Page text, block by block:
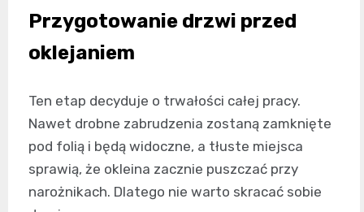
Przygotowanie drzwi przed
oklejaniem
Ten etap decyduje o trwałości całej pracy.
Nawet drobne zabrudzenia zostaną zamknięte
pod folią i będą widoczne, a tłuste miejsca
sprawią, że okleina zacznie puszczać przy
narożnikach. Dlatego nie warto skracać sobie